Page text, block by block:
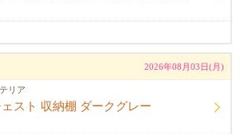
2026年08月03日(月)
リア
スト 収納棚 ダークグレー